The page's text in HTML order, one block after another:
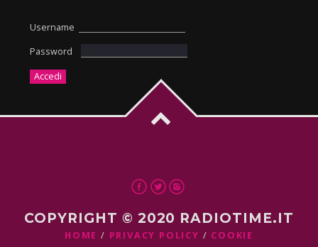
Username
Password
COPYRIGHT © 2020 RADIOTIME.IT
HOME PRIVACY POLICY COOKIE